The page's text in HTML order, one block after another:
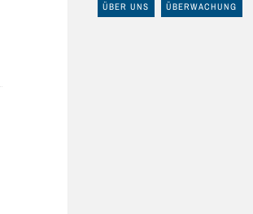
ÜBER UNS ÜBERWACHUNG